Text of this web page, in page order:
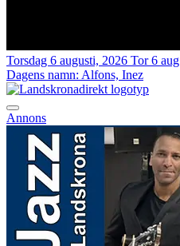
Torsdag 6 augusti, 2026 Tor 6 aug
Dagens namn: Alfons, Inez
Annons